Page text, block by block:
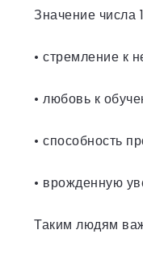
Значение числа
• стремление к
• любовь к
• способность
• врожденную
Таким людям